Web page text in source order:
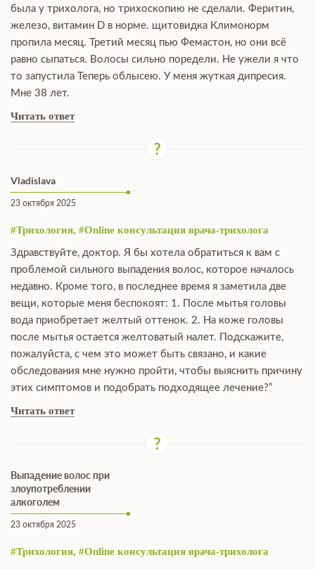
была у трихолога, но трихоскопию не сделали. Феритин,
железо, витамин D в норме. щитовидка Климонорм
пропила месяц. Третий месяц пью Фемастон, но они всё
равно сыпаться. Волосы сильно поредели. Не ужели я что
то запустила Теперь облысею. У меня жуткая дипресия.
Мне 38 лет.
Читать ответ
Vladislava
23 октября 2025
#Трихология, #Online консультация врача-трихолога
Здравствуйте, доктор. Я бы хотела обратиться к вам с
проблемой сильного выпадения волос, которое началось
недавно. Кроме того, в последнее время я заметила две
вещи, которые меня беспокоят: 1. После мытья головы
вода приобретает желтый оттенок. 2. На коже головы
после мытья остается желтоватый налет. Подскажите,
пожалуйста, с чем это может быть связано, и какие
обследования мне нужно пройти, чтобы выяснить причину
этих симптомов и подобрать подходящее лечение?”
Читать ответ
Выпадение волос при
злоупотреблении
алкоголем
23 октября 2025
#Трихология, #Online консультация врача-трихолога